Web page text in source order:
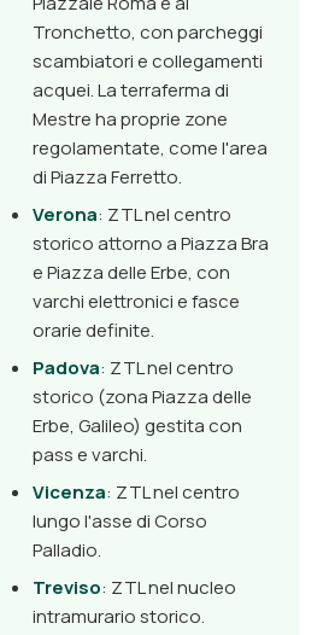
Tronchetto, con parcheggi
scambiatori e collegamenti
acquei. La terraferma di
Mestre ha proprie zone
regolamentate, come l'area
di Piazza Ferretto.
Verona: ZTL nel centro
storico attorno a Piazza Bra
e Piazza delle Erbe, con
varchi elettronici e fasce
orarie definite.
Padova: ZTL nel centro
storico (zona Piazza delle
Erbe, Galileo) gestita con
pass e varchi.
Vicenza: ZTL nel centro
lungo l'asse di Corso
Palladio.
Treviso: ZTL nel nucleo
intramurario storico.